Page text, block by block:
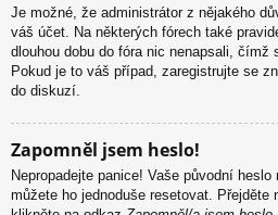
Je možné, že administrátor z nějakého
váš účet. Na některých fórech také
dlouhou dobu do fóra nic nenapsali, čímž
Pokud je to váš případ, zaregistrujte se
do diskuzí.
Zapomněl jsem heslo!
Nepropadejte panice! Vaše původní
můžete ho jednoduše resetovat. Přejděte